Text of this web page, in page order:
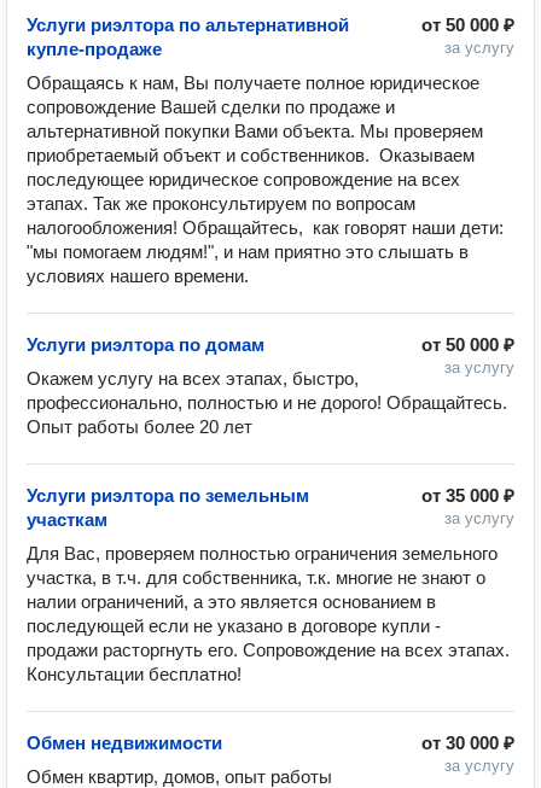
от 50 000 ₽
за услугу
Услуги риэлтора по альтернативной
купле-продаже
Обращаясь к нам, Вы получаете полное юридическое
сопровождение Вашей сделки по продаже и
альтернативной покупки Вами объекта. Мы проверяем
приобретаемый объект и собственников.  Оказываем
последующее юридическое сопровождение на всех
этапах. Так же проконсультируем по вопросам
налогообложения! Обращайтесь,  как говорят наши дети:
"мы помогаем людям!", и нам приятно это слышать в
условиях нашего времени.
от 50 000 ₽
за услугу
Услуги риэлтора по домам
Окажем услугу на всех этапах, быстро,
профессионально, полностью и не дорого! Обращайтесь.
Опыт работы более 20 лет
от 35 000 ₽
за услугу
Услуги риэлтора по земельным
участкам
Для Вас, проверяем полностью ограничения земельного
участка, в т.ч. для собственника, т.к. многие не знают о
налии ограничений, а это является основанием в
последующей если не указано в договоре купли -
продажи расторгнуть его. Сопровождение на всех этапах.
Консультации бесплатно!
от 30 000 ₽
за услугу
Обмен недвижимости
Обмен квартир, домов, опыт работы